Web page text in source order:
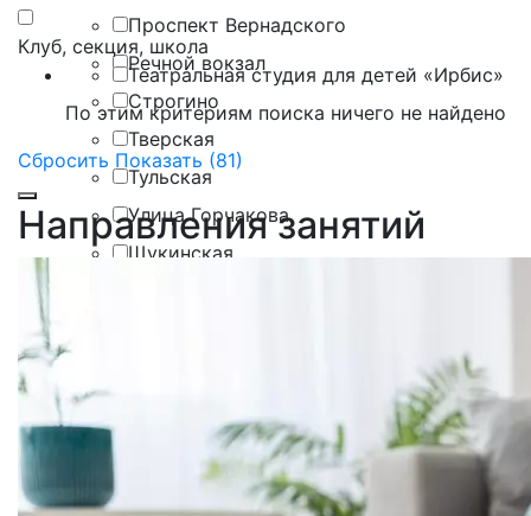
Проспект Вернадского
Речной вокзал
Строгино
Тверская
Тульская
Улица Горчакова
Щукинская
Клуб, секция, школа
Театральная студия для детей «Ирбис»
По этим критериям поиска ничего не найдено
Сбросить Показать (81)
Направления занятий